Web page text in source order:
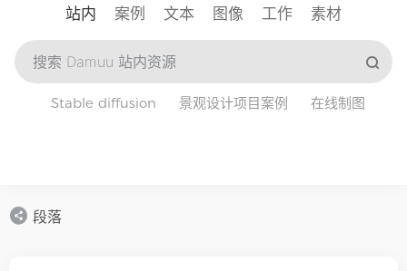
站内 案例 文本 图像 工作 素材
Stable diffusion 景观设计项目案例 在线制图
段落